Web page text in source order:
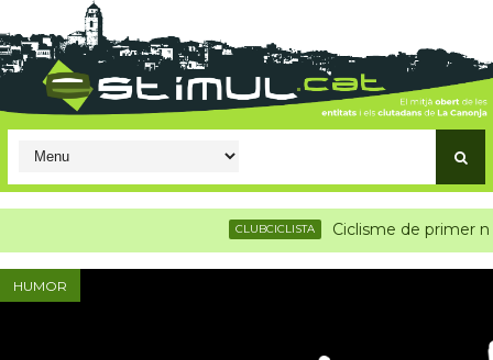
CLUBCICLISTA Ciclisme de primer nivell
HUMOR